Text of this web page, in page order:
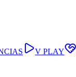
V PLAY